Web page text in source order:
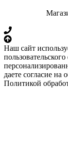
Наш сайт
даете согласие на
Политикой